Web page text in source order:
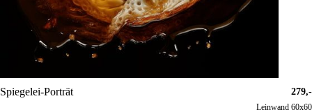
Spiegelei-Porträt 279,-
Leinwand 60x60